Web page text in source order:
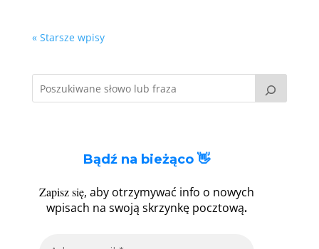
« Starsze wpisy
Bądź na bieżąco 👋
Zapisz się, aby otrzymywać info o nowych
wpisach na swoją skrzynkę pocztową.